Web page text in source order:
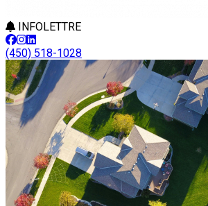
INFOLETTRE
(450) 518-1028